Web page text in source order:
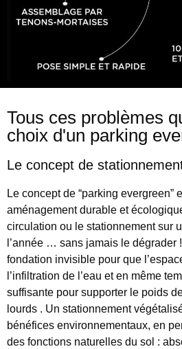
Tous ces problèmes
choix d'un parking
Le concept de
Le concept de “parking evergreen”
aménagement durable et
circulation ou le stationnement sur
l’année … sans jamais le dégrader
fondation invisible pour que
l’infiltration de l’eau et en même
suffisante pour supporter le poids
lourds . Un stationnement
bénéfices environnementaux, en
des fonctions naturelles du sol :